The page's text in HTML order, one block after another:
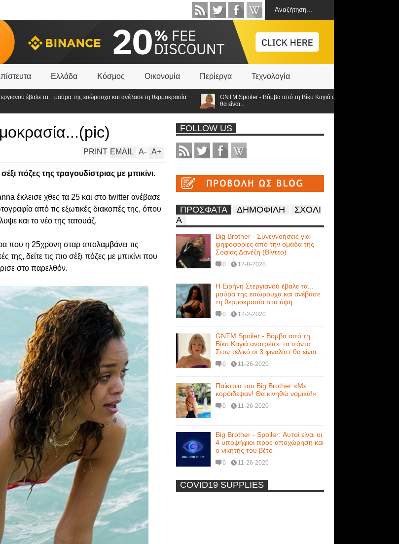
Ελλάδα Κόσμος Οικονομία Περίεργα Τεχνολογία
της εσώρουχα και ανέβασε τη θερμοκρασία
GNTM Spoiler - Βόμβα από τη Βίκυ Καγιά ανατρέπει τα πάντα: Στον τελικό οι 3 φιναλίστ
A+
A-
EMAIL
PRINT
πόζες της τραγουδίστριας με μπικίνι.
έκλεισε χθες τα 25 και στο twitter ανέβασε
από τις εξωτικές διακοπές της, όπου
και το νέο της τατουάζ.
που η 25χρονη σταρ απολαμβάνει τις
της, δείτε τις πιο σέξι πόζες με μπικίνι που
στο παρελθόν.
FOLLOW US
ΠΡΟΣΦΑΤΑ ΔΗΜΟΦΙΛΗ
ΣΧΟΛΙ
Α
Big Brother - Συνεννοήσεις για
ψηφοφορίες από την ομάδα της
Σοφίας Δανέζη (Βίντεο)
0 12-8-2020
Η Ειρήνη Στεργιανού έβαλε τα...
μαύρα της εσώρουχα και ανέβασε
τη θερμοκρασία στα ύψη
0 12-2-2020
GNTM Spoiler - Βόμβα από τη
Βίκυ Καγιά ανατρέπει τα πάντα:
Στον τελικό οι 3 φιναλίστ θα είναι...
0 11-26-2020
Παίκτρια του Big Brother «Με
κορόιδεψαν! Θα κινηθώ νομικά!»
0 11-26-2020
Big Brother - Spoiler: Αυτοί είναι οι
4 υποψήφιοι προς αποχώρηση και
ο νικητής του βέτο
0 11-26-2020
Η Εύα Λάσκαρη Γυμνή Στο
-
COVID19 SUPPLIES